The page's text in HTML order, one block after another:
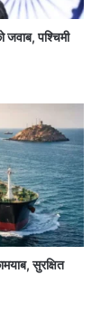
पश्चिमी
सुरक्षित